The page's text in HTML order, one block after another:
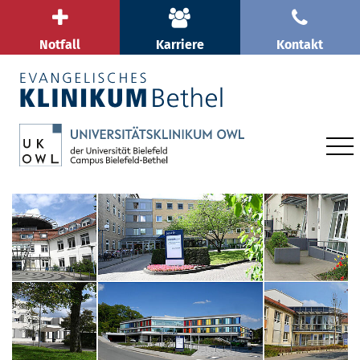
Notfall Karriere Kontakt